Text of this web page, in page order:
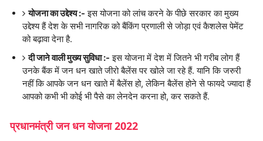
योजना का उद्देश्य :- इस योजना को लांच करने के पीछे सरकार का मुख्य
उद्देश्य हैं देश के सभी नागरिक को बैंकिंग प्रणाली से जोड़ा एवं कैशलेस पेमेंट
को बढ़ावा देना है.
दी जाने वाली मुख्य सुविधा :- इस योजना में देश में जितने भी गरीब लोग हैं
उनके बैंक में जन धन खाते जीरो बैलेंस पर खोले जा रहे हैं. यानि कि जरुरी
नहीं कि आपके जन धन खाते में बैलेंस हो, लेकिन बैलेंस होने से फायदे ज्यादा हैं
आपको कभी भी कोई भी पैसे का लेनदेन करना हो, कर सकते हैं.
प्रधानमंत्री जन धन योजना 2022